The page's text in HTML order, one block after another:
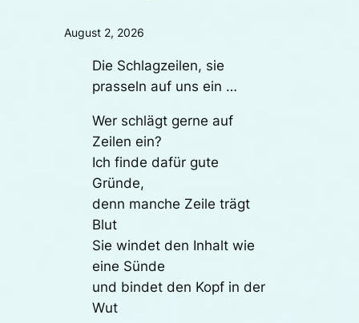
August 2, 2026
Die Schlagzeilen, sie
prasseln auf uns ein …
Wer schlägt gerne auf
Zeilen ein?
Ich finde dafür gute
Gründe,
denn manche Zeile trägt
Blut
Sie windet den Inhalt wie
eine Sünde
und bindet den Kopf in der
Wut